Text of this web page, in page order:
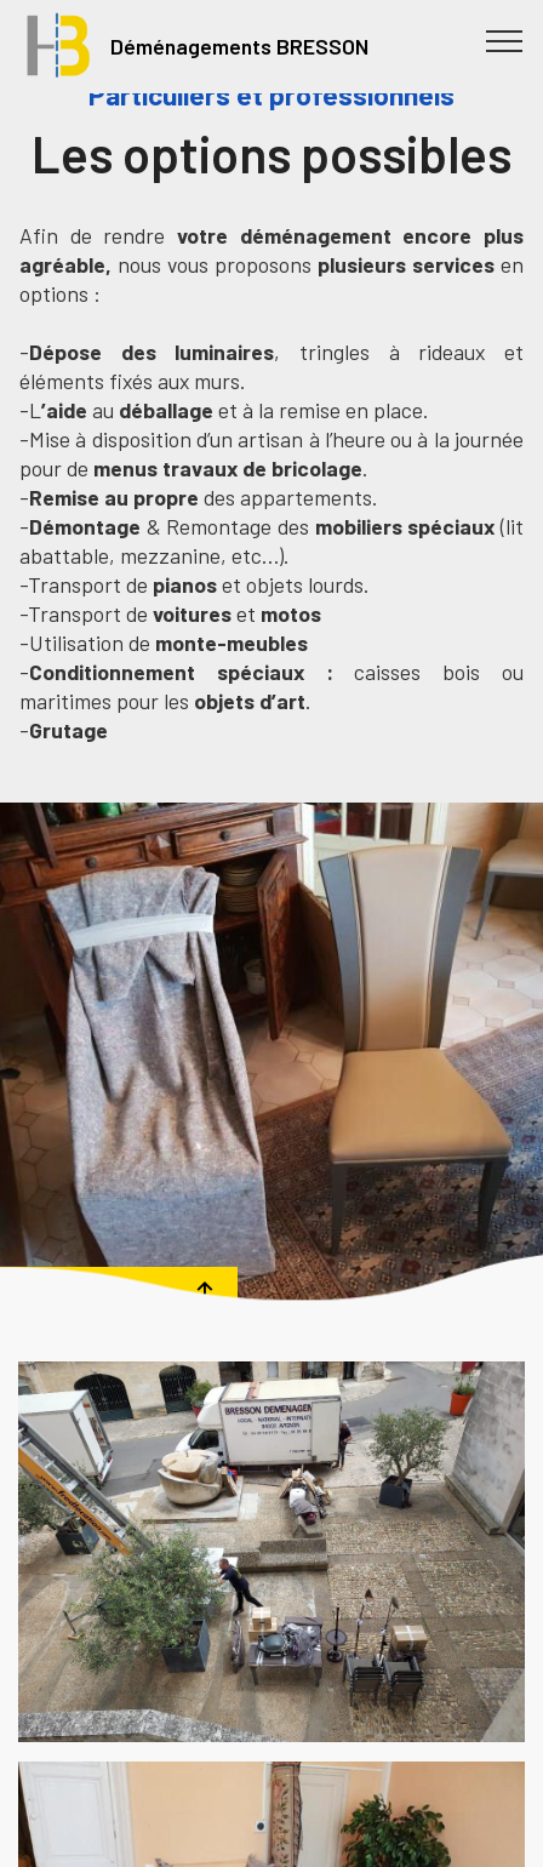
Déménagements BRESSON
Particuliers et professionnels
Les options possibles
Afin de rendre votre déménagement encore plus
agréable, nous vous proposons plusieurs services en
options :
-Dépose des luminaires, tringles à rideaux et
éléments fixés aux murs.
-L ’aide au déballage et à la remise en place.
-Mise à disposition d’un artisan à l’heure ou à la journée
pour de menus travaux de bricolage.
-Remise au propre des appartements.
-Démontage & Remontage des mobiliers spéciaux(lit
abattable, mezzanine, etc…).
-Transport de pianoset objets lourds.
-Transport de voitureset motos
-Utilisation de monte-meubles
-Conditionnement spéciaux : caisses bois ou
maritimes pour les objets d’art.
-Grutage